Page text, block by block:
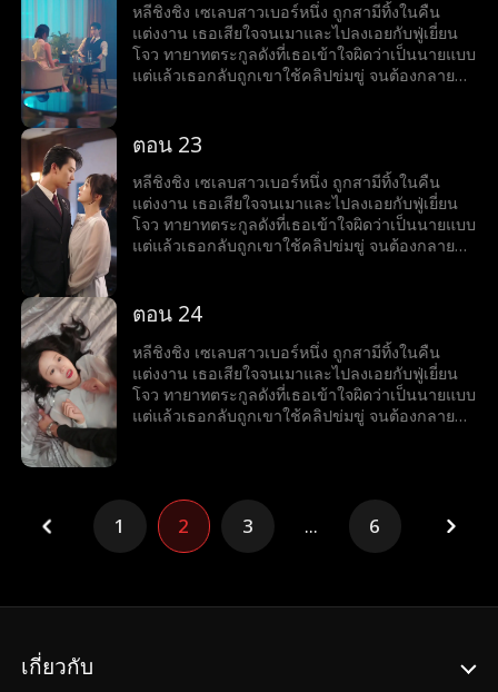
หลีชิงชิง เซเลบสาวเบอร์หนึ่ง ถูกสามีทิ้งในคืน
แต่งงาน เธอเสียใจจนเมาและไปลงเอยกับฟู่เยี่ยน
โจว ทายาทตระกูลดังที่เธอเข้าใจผิดว่าเป็นนายแบบ
แต่แล้วเธอกลับถูกเขาใช้คลิปข่มขู่ จนต้องกลายมา
ตอน 23
หลีชิงชิง เซเลบสาวเบอร์หนึ่ง ถูกสามีทิ้งในคืน
แต่งงาน เธอเสียใจจนเมาและไปลงเอยกับฟู่เยี่ยน
โจว ทายาทตระกูลดังที่เธอเข้าใจผิดว่าเป็นนายแบบ
แต่แล้วเธอกลับถูกเขาใช้คลิปข่มขู่ จนต้องกลายมา
ตอน 24
หลีชิงชิง เซเลบสาวเบอร์หนึ่ง ถูกสามีทิ้งในคืน
แต่งงาน เธอเสียใจจนเมาและไปลงเอยกับฟู่เยี่ยน
โจว ทายาทตระกูลดังที่เธอเข้าใจผิดว่าเป็นนายแบบ
แต่แล้วเธอกลับถูกเขาใช้คลิปข่มขู่ จนต้องกลายมา
1 2 3 ... 6
เกี่ยวกับ